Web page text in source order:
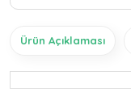
Ürün Açıklaması